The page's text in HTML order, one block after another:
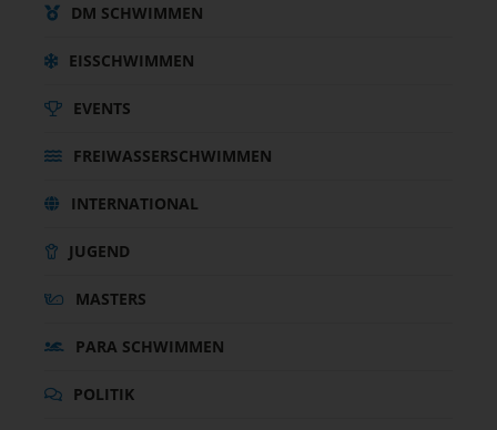
DM SCHWIMMEN
EISSCHWIMMEN
EVENTS
FREIWASSERSCHWIMMEN
INTERNATIONAL
JUGEND
MASTERS
PARA SCHWIMMEN
POLITIK